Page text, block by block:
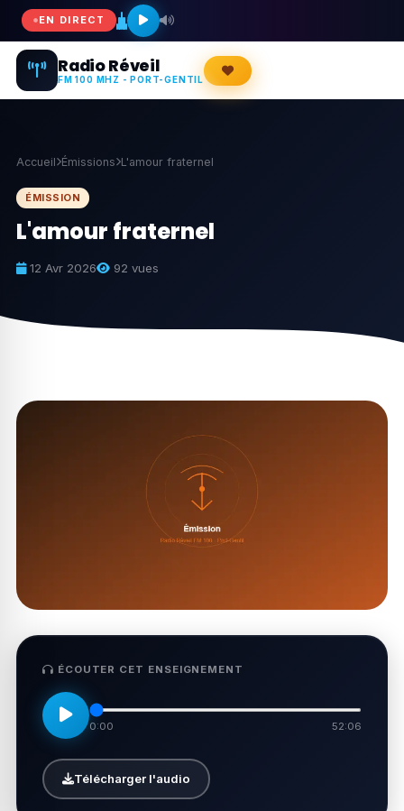
EN DIRECT
Radio Réveil
FM 100 MHZ - PORT-GENTIL
Accueil Émissions L'amour fraternel
ÉMISSION
L'amour fraternel
12 Avr 2026 92 vues
ÉCOUTER CET ENSEIGNEMENT
0:00 52:06
Télécharger l'audio